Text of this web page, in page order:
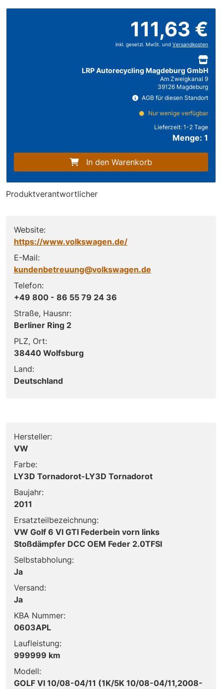
111,63 €
inkl. gesetzl. MwSt. und Versandkosten
LRP Autorecycling Magdeburg GmbH
Am Zweigkanal 9
39126 Magdeburg
AGB für diesen Standort
Nur wenige verfügbar
Lieferzeit: 1-2 Tage
Menge: 1
In den Warenkorb
Produktverantwortlicher
Website:
https://www.volkswagen.de/
E-Mail:
kundenbetreuung@volkswagen.de
Telefon:
+49 800 - 86 55 79 24 36
Straße, Hausnr:
Berliner Ring 2
PLZ, Ort:
38440 Wolfsburg
Land:
Deutschland
Hersteller:
VW
Farbe:
LY3D Tornadorot-LY3D Tornadorot
Baujahr:
2011
Ersatzteilbezeichnung:
VW Golf 6 VI GTI Federbein vorn links
Stoßdämpfer DCC OEM Feder 2.0TFSI
Selbstabholung:
Ja
Versand:
Ja
KBA Nummer:
0603APL
Laufleistung:
999999 km
Modell:
GOLF VI 10/08-04/11 (1K/5K 10/08-04/11,2008-